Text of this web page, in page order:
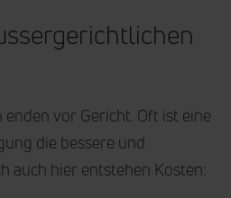
vor Gericht. Oft ist eine
die bessere und
auch hier entstehen Kosten: